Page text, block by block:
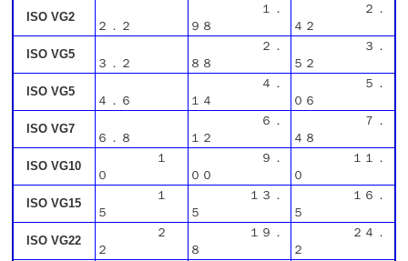
ISO VG2
２．２
１．
９８
２．
４２
ISO VG5
３．２
２．
８８
３．
５２
ISO VG5
４．６
４．
１４
５．
０６
ISO VG7
６．８
６．
１２
７．
４８
ISO VG10
１
０
９．
００
１１．
０
ISO VG15
１
５
１３．
５
１６．
５
ISO VG22
２
２
１９．
８
２４．
２